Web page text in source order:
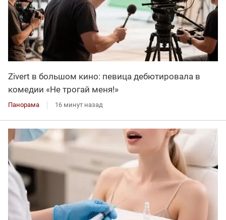
Zivert в большом кино: певица дебютировала в
комедии «Не трогай меня!»
Панорама 16 минут назад